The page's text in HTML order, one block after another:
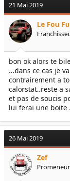
21 Mai 2019
Le Fou
bon ok alors te
...dans ce cas je
contrairement a
calorstat..reste a
et pas de soucis
lui ferai une boite
26 Mai 2019
Zef